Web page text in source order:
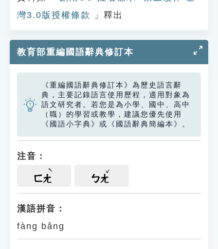
灣3.0版授權條款
」釋出
教育部重編國語辭典修訂本
《重編國語辭典修訂本》為歷史語言辭
典，主要記錄語言使用歷程，適用對象為
語文研究者。若您是為小學、國中、高中
（職）的學習或教學，建議您優先使用
《國語小字典》或《國語辭典簡編本》。
注音：
ㄈㄤ ㄅㄤ
漢語拼音：
fàng bǎng